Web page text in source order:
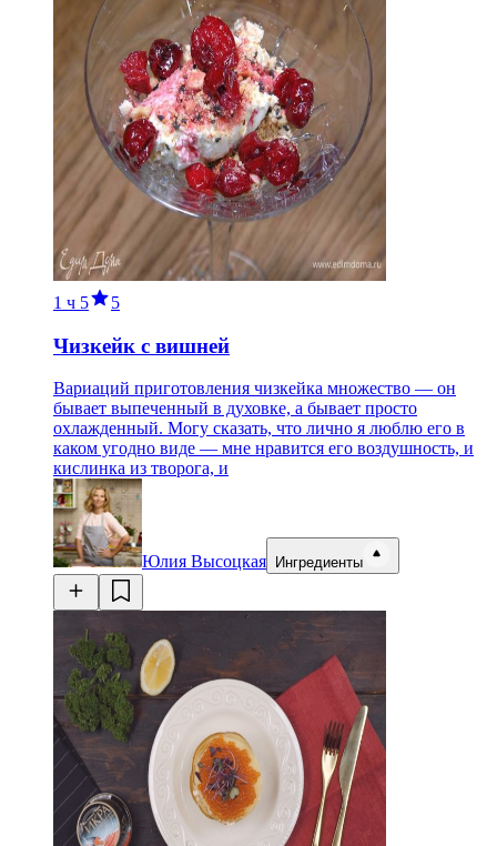
1 ч 5 5
Чизкейк с вишней
Вариаций приготовления чизкейка множество — он
бывает выпеченный в духовке, а бывает просто
охлажденный. Могу сказать, что лично я люблю его в
каком угодно виде — мне нравится его воздушность, и
кислинка из творога, и
Юлия Высоцкая Ингредиенты